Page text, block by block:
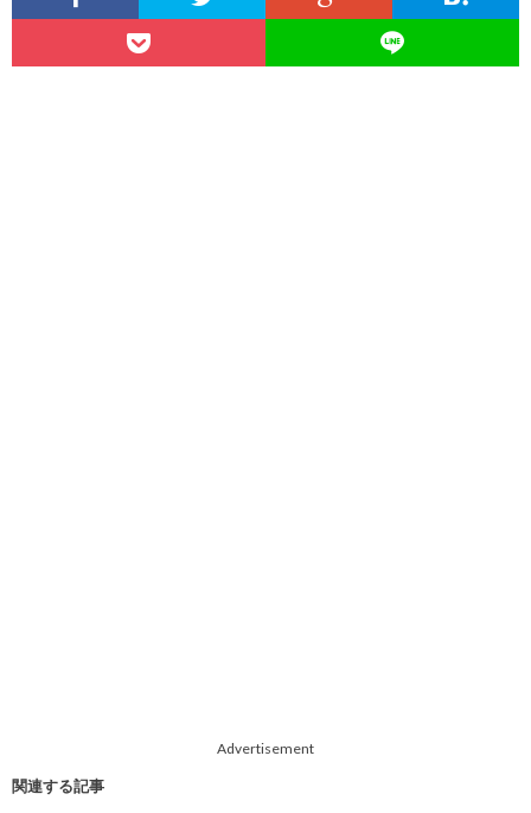
Advertisement
関連する記事